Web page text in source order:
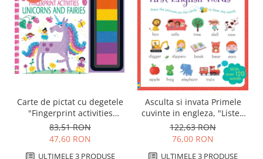
Carte de pictat cu degetele
"Fingerprint activities
Unicorns and Fairies",
Usborne
83,51 RON
47,60 RON
ULTIMELE 3 PRODUSE
Asculta si invata Primele
cuvinte in engleza, "Listen
and Learn First English
Words", Usborne
122,63 RON
76,00 RON
ULTIMELE 3 PRODUSE